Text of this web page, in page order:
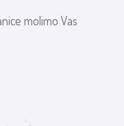
molimo Vas